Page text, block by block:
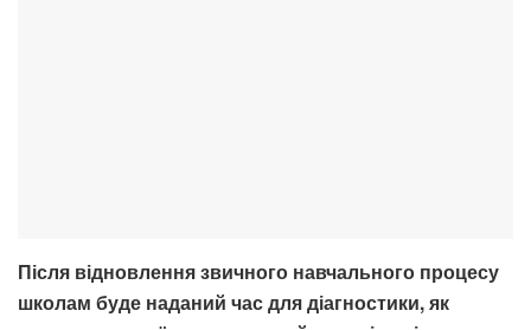
Після відновлення звичного навчального процесу
школам буде наданий час для діагностики, як